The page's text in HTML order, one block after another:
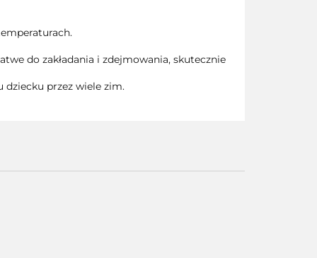
do zakładania i zdejmowania, skutecznie
dziecku przez wiele zim.